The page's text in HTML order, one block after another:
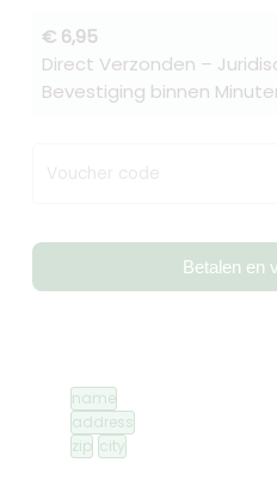
€ 6,95
Direct Verzonden –
Bevestiging binnen
Voucher code
Betalen en
name
address
zip city